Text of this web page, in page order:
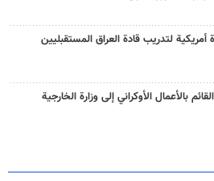
أمريكية لتدريب قادة العراق المستقبليين
بالأعمال الأوكراني إلى وزارة الخارجية